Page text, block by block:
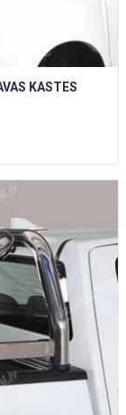
KASTES